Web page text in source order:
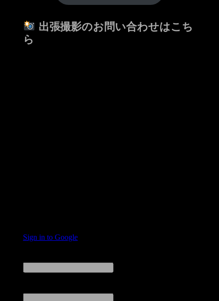
出張撮影のお問い合わせはこち
ら